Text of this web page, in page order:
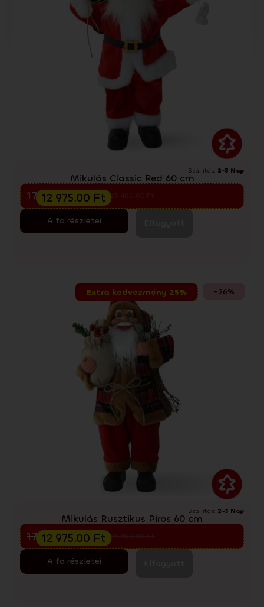
Szállítás: 2-3 Nap
Mikulás Classic Red 60 cm
Előkarácsonyi kiárusítás
23 400.00
17 300.00Ft
12 975.00 Ft
A fa részletei
-26%
Extra kedvezmény 25%
Szállítás: 2-3 Nap
Mikulás Rusztikus Piros 60 cm
Előkarácsonyi kiárusítás
23 400.00
17 300.00Ft
12 975.00 Ft
A fa részletei